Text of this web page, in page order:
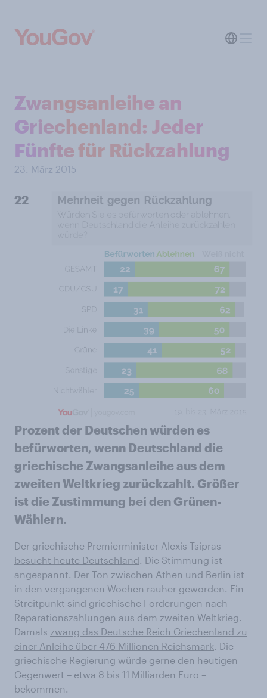
Zwangsanleihe an
Griechenland: Jeder
Fünfte für Rückzahlung
23. März 2015
22
Prozent der Deutschen würden es
befürworten, wenn Deutschland die
griechische Zwangsanleihe aus dem
zweiten Weltkrieg zurückzahlt. Größer
ist die Zustimmung bei den Grünen-
Wählern.
Der griechische Premierminister Alexis Tsipras
besucht heute Deutschland. Die Stimmung ist
angespannt. Der Ton zwischen Athen und Berlin ist
in den vergangenen Wochen rauher geworden. Ein
Streitpunkt sind griechische Forderungen nach
Reparationszahlungen aus dem zweiten Weltkrieg.
Damals zwang das Deutsche Reich Griechenland zu
einer Anleihe über 476 Millionen Reichsmark. Die
griechische Regierung würde gerne den heutigen
Gegenwert – etwa 8 bis 11 Milliarden Euro –
bekommen.